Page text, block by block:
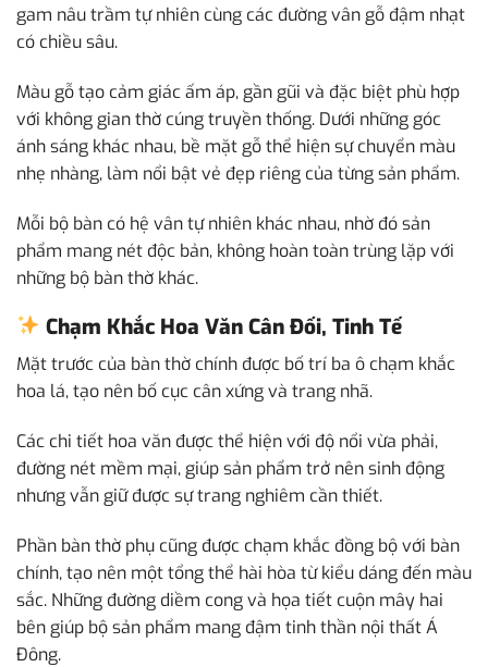
gam nâu trầm tự nhiên cùng các đường vân gỗ đậm nhạt
có chiều sâu.
Màu gỗ tạo cảm giác ấm áp, gần gũi và đặc biệt phù hợp
với không gian thờ cúng truyền thống. Dưới những góc
ánh sáng khác nhau, bề mặt gỗ thể hiện sự chuyển màu
nhẹ nhàng, làm nổi bật vẻ đẹp riêng của từng sản phẩm.
Mỗi bộ bàn có hệ vân tự nhiên khác nhau, nhờ đó sản
phẩm mang nét độc bản, không hoàn toàn trùng lặp với
những bộ bàn thờ khác.
Chạm Khắc Hoa Văn Cân Đối, Tinh Tế
Mặt trước của bàn thờ chính được bố trí ba ô chạm khắc
hoa lá, tạo nên bố cục cân xứng và trang nhã.
Các chi tiết hoa văn được thể hiện với độ nổi vừa phải,
đường nét mềm mại, giúp sản phẩm trở nên sinh động
nhưng vẫn giữ được sự trang nghiêm cần thiết.
Phần bàn thờ phụ cũng được chạm khắc đồng bộ với bàn
chính, tạo nên một tổng thể hài hòa từ kiểu dáng đến màu
sắc. Những đường diềm cong và họa tiết cuộn mây hai
bên giúp bộ sản phẩm mang đậm tinh thần nội thất Á
Đông.